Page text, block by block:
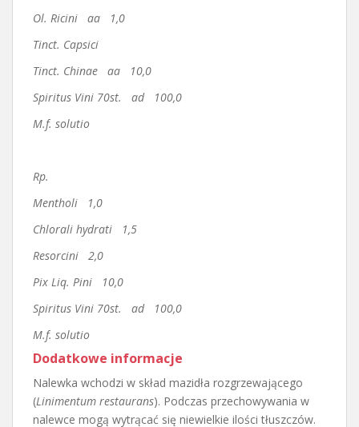
Ol. Ricini aa 1,0
Tinct. Capsici
Tinct. Chinae aa 10,0
Spiritus Vini 70st. ad 100,0
M.f. solutio
Rp.
Mentholi 1,0
Chlorali hydrati 1,5
Resorcini 2,0
Pix Liq. Pini 10,0
Spiritus Vini 70st. ad 100,0
M.f. solutio
Dodatkowe informacje
Nalewka wchodzi w skład mazidła rozgrzewającego
(Linimentum restaurans). Podczas przechowywania w
nalewce mogą wytrącać się niewielkie ilości tłuszczów.